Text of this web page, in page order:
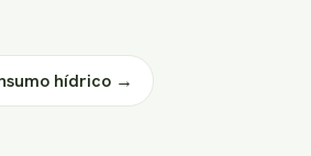
hídrico →